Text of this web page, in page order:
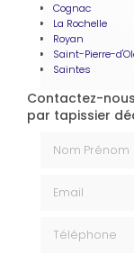
Cognac
La Rochelle
Royan
Saint-Pierre-
Saintes
Contactez-
par tapissier